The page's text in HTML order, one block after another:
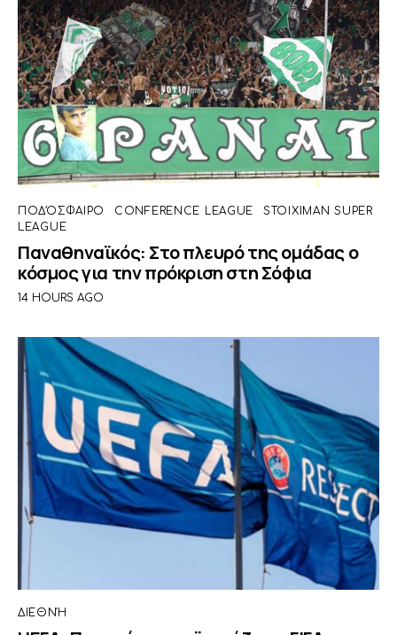
ΠΟΔΌΣΦΑΙΡΟ CONFERENCE LEAGUE
STOIXIMAN SUPER
LEAGUE
Παναθηναϊκός: Στο πλευρό της ομάδας ο
κόσμος για την πρόκριση στη Σόφια
14 HOURS AGO
ΔΙΕΘΝΉ